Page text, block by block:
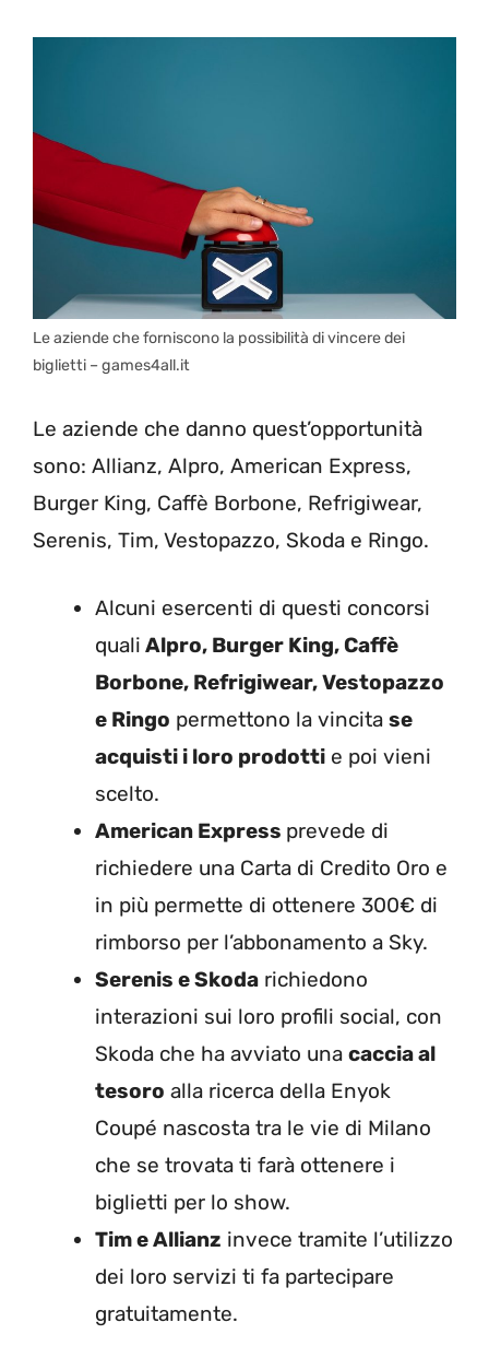
Le aziende che forniscono la possibilità di vincere dei
biglietti – games4all.it
Le aziende che danno quest’opportunità
sono: Allianz, Alpro, American Express,
Burger King, Caffè Borbone, Refrigiwear,
Serenis, Tim, Vestopazzo, Skoda e Ringo.
Alcuni esercenti di questi concorsi
quali Alpro, Burger King, Caffè
Borbone, Refrigiwear, Vestopazzo
e Ringo permettono la vincita se
acquisti i loro prodotti e poi vieni
scelto.
American Express prevede di
richiedere una Carta di Credito Oro e
in più permette di ottenere 300€ di
rimborso per l’abbonamento a Sky.
Serenis e Skoda richiedono
interazioni sui loro profili social, con
Skoda che ha avviato una caccia al
tesoro alla ricerca della Enyok
Coupé nascosta tra le vie di Milano
che se trovata ti farà ottenere i
biglietti per lo show.
Tim e Allianz invece tramite l’utilizzo
dei loro servizi ti fa partecipare
gratuitamente.